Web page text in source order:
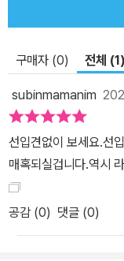
구매자 (0) 전체 (1)
subinmamanim
선입견없이 보세요.선
매혹되실겁니다.역시
공감 (0) 댓글 (0)